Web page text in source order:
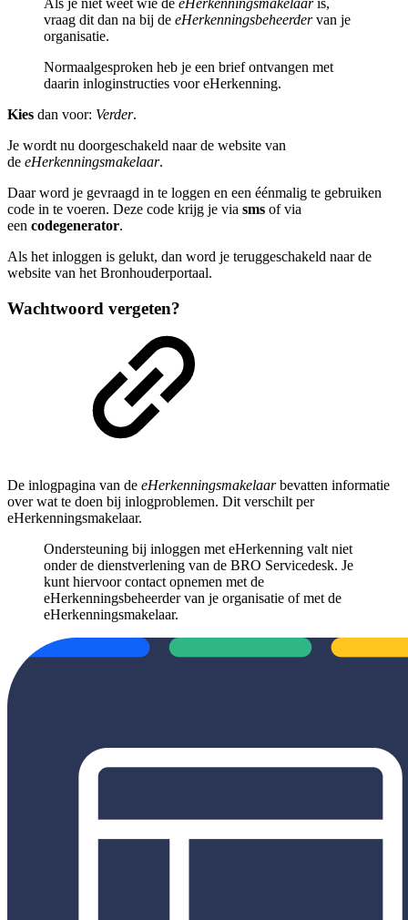
Als je niet weet wie de eHerkenningsmakelaaris,
vraag dit dan na bij de eHerkenningsbeheerdervan je
organisatie.
Normaalgesproken heb je een brief ontvangen met
daarin inloginstructies voor eHerkenning.
Kies dan voor: Verder.
Je wordt nu doorgeschakeld naar de website van
de eHerkenningsmakelaar.
Daar word je gevraagd in te loggen en een éénmalig te gebruiken
code in te voeren. Deze code krijg je via sms of via
een codegenerator.
Als het inloggen is gelukt, dan word je teruggeschakeld naar de
website van het Bronhouderportaal.
Wachtwoord vergeten?
De inlogpagina van de eHerkenningsmakelaarbevatten informatie
over wat te doen bij inlogproblemen. Dit verschilt per
eHerkenningsmakelaar.
Ondersteuning bij inloggen met eHerkenning valt niet
onder de dienstverlening van de BRO Servicedesk. Je
kunt hiervoor contact opnemen met de
eHerkenningsbeheerder van je organisatie of met de
eHerkenningsmakelaar.